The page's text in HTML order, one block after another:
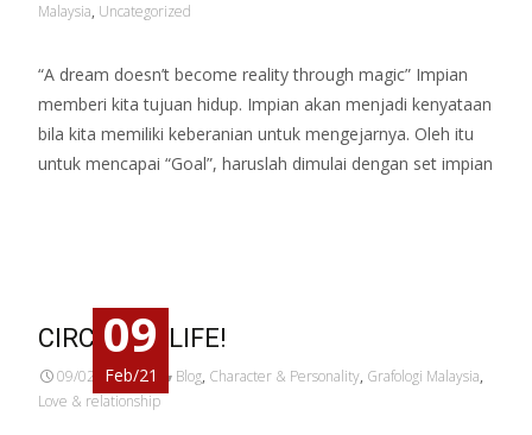
Malaysia, Uncategorized
“A dream doesn’t become reality through magic” Impian
memberi kita tujuan hidup. Impian akan menjadi kenyataan
bila kita memiliki keberanian untuk mengejarnya. Oleh itu
untuk mencapai “Goal”, haruslah dimulai dengan set impian
09
Feb/21
CIRCLE OF LIFE!
09/02/2021 Blog, Character & Personality, Grafologi Malaysia,
Love & relationship